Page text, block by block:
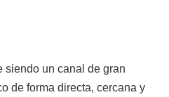
siendo un canal de gran
de forma directa, cercana y